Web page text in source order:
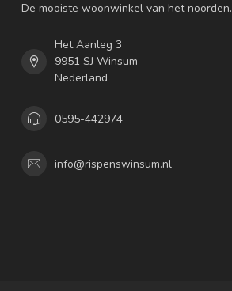
De mooiste woonwinkel van het noorden.
Het Aanleg 3
9951 SJ Winsum
Nederland
0595-442974
info@rispenswinsum.nl